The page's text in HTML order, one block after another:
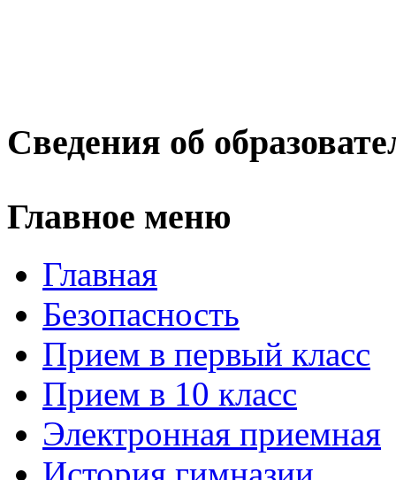
Сведения об
Главное меню
Главная
Безопасность
Прием в первый класс
Прием в 10 класс
Электронная приемная